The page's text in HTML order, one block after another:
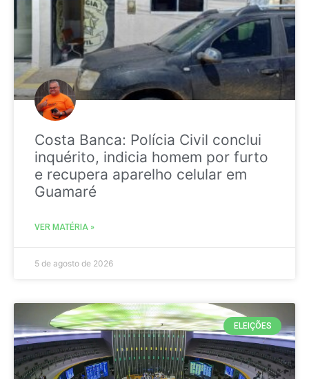
Costa Banca: Polícia Civil conclui
inquérito, indicia homem por furto
e recupera aparelho celular em
Guamaré
VER MATÉRIA »
5 de agosto de 2026
ELEIÇÕES